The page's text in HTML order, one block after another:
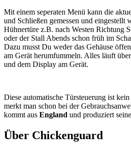
Mit einem seperaten Menü kann die
und Schließen gemessen und eingestellt
Hühnertüre z.B. nach Westen Richtung
oder der Stall Abends schon früh im
Dazu musst Du weder das Gehäuse
am Gerät herumfummeln. Alles läuft
und dem Display am Gerät.
Diese automatische Türsteuerung ist
merkt man schon bei der
kommt aus England und produziert
Über Chickenguard